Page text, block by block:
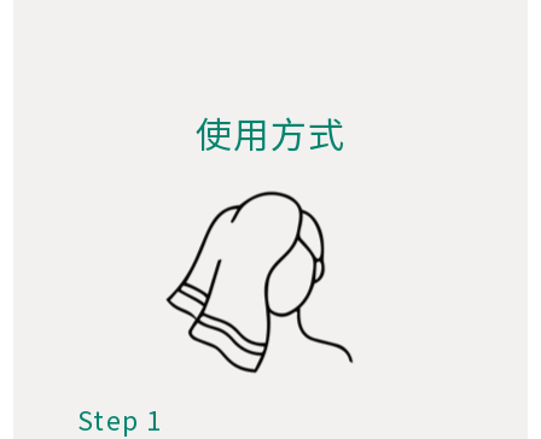
使用方式
Step 1